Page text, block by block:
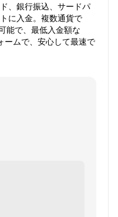
、銀行振込、サードパ
に入金。複数通貨で
能で、最低入金額な
ームで、安心して最速で